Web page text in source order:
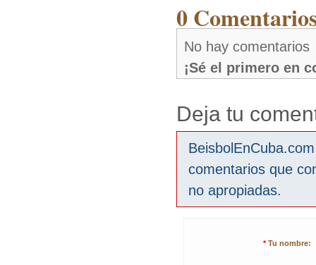
0
No hay comentarios
¡Sé el primero en
Deja tu
comentarios que
no apropiadas.
* Tu nombre: